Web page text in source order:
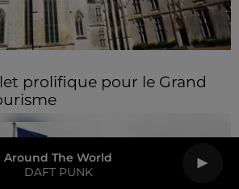
Around The World
DAFT PUNK
prolifique pour le Grand